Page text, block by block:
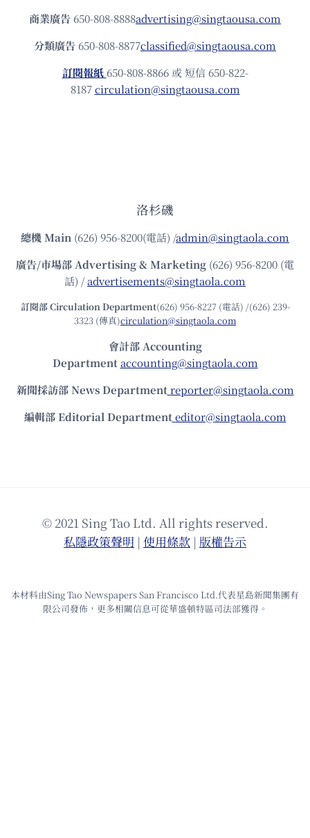
商業廣告 650-808-8888advertising@singtaousa.com
分類廣告 650-808-8877classified@singtaousa.com
訂閱報紙 650-808-8866 或 短信 650-822-
8187circulation@singtaousa.com
洛杉磯
總機Main (626) 956-8200(電話) /admin@singtaola.com
廣告/市場部Advertising & Marketing (626) 956-8200 (電
話) /advertisements@singtaola.com
訂閱部 Circulation Department(626) 956-8227 (電話) /(626) 239-
3323 (傳真)circulation@singtaola.com
會計部 Accounting
Department accounting@singtaola.com
新聞採訪部 News Department reporter@singtaola.com
編輯部 Editorial Department editor@singtaola.com
© 2021 Sing Tao Ltd. All rights reserved.
私隱政策聲明 | 使⽤條款 | 版權告⽰
本材料由Sing Tao Newspapers San Francisco Ltd.代表星島新聞集團有
限公司發佈，更多相關信息可從華盛頓特區司法部獲得。